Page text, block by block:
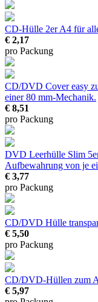
CD-Hülle 2erA4 für
€ 2,17
pro Packung
CD/DVD Cover easy
einer 80 mm-Mechanik.
€ 8,51
pro Packung
DVD Leerhülle Slim
Aufbewahrung von je
€ 3,77
pro Packung
CD/DVD Hülle
€ 5,50
pro Packung
CD/DVD-Hüllen zum
€ 5,97